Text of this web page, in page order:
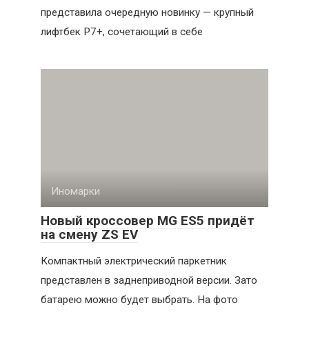
представила очередную новинку — крупный
лифтбек P7+, сочетающий в себе
Иномарки
Новый кроссовер MG ES5 придёт
на смену ZS EV
Компактный электрический паркетник
представлен в заднеприводной версии. Зато
батарею можно будет выбрать. На фото